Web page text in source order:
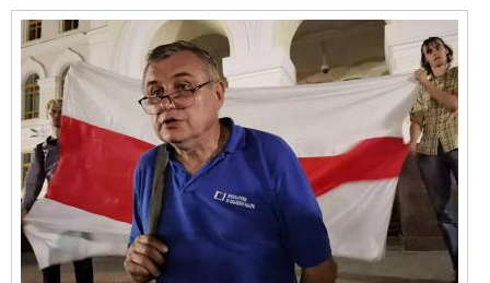
Сьмяротнае пакараньне
Экалёгія
Правы працоўных
Сацыяльныя правы